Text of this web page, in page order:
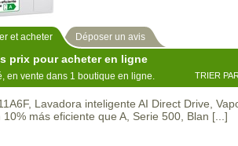
et acheter Déposer un avis
prix pour acheter en ligne
en vente dans 1 boutique en ligne. TRIER
Lavadora inteligente AI Direct Drive,
10% más eficiente que A, Serie 500, Blan [...]